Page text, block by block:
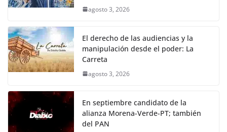
agosto 3, 2026
El derecho de las audiencias y la
manipulación desde el poder: La
Carreta
agosto 3, 2026
En septiembre candidato de la
alianza Morena-Verde-PT; también
del PAN